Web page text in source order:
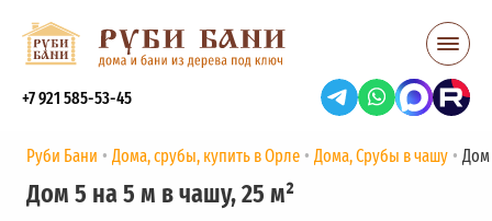
+7 921 585-53-45
Руби Бани Дома, срубы, купить в Орле Дома, Срубы в чашу Дом
Дом 5 на 5 м в чашу, 25 м²